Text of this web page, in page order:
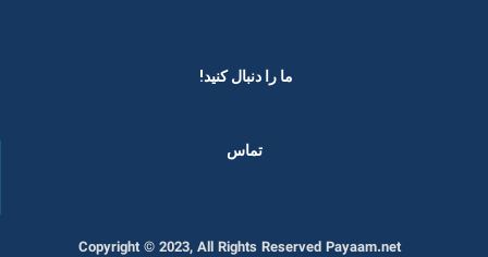
ما را دنبال کنید! ​
تماس
Copyright © 2023, All Rights Reserved Payaam.net